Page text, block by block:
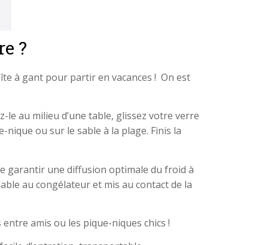
?
à gant pour partir en vacances ! On est
au milieu d’une table, glissez votre verre
ou sur le sable à la plage. Finis la
garantir une diffusion optimale du froid à
au congélateur et mis au contact de la
amis ou les pique-niques chics !